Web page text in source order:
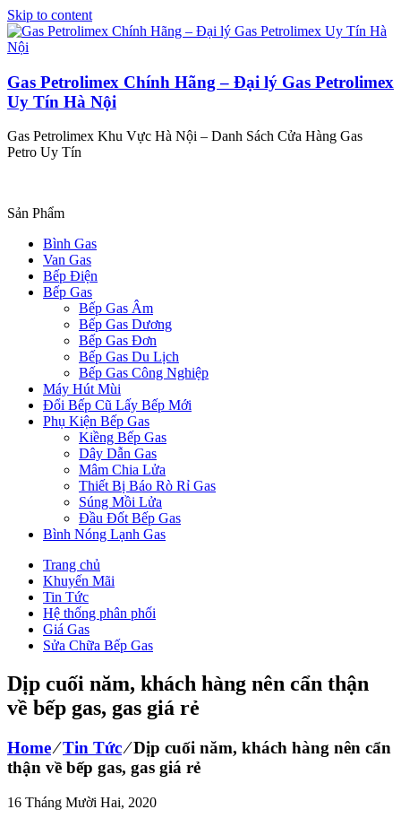
Skip to content
Gas Petrolimex Chính Hãng – Đại lý Gas Petrolimex
Uy Tín Hà Nội
Gas Petrolimex Khu Vực Hà Nội – Danh Sách Cửa Hàng Gas
Petro Uy Tín
Sản Phẩm
Bình Gas
Van Gas
Bếp Điện
Bếp Gas
Bếp Gas Âm
Bếp Gas Dương
Bếp Gas Đơn
Bếp Gas Du Lịch
Bếp Gas Công Nghiệp
Máy Hút Mùi
Đổi Bếp Cũ Lấy Bếp Mới
Phụ Kiện Bếp Gas
Kiềng Bếp Gas
Dây Dẫn Gas
Mâm Chia Lửa
Thiết Bị Báo Rò Rỉ Gas
Súng Mồi Lửa
Đầu Đốt Bếp Gas
Bình Nóng Lạnh Gas
Trang chủ
Khuyến Mãi
Tin Tức
Hệ thống phân phối
Giá Gas
Sửa Chữa Bếp Gas
Dịp cuối năm, khách hàng nên cẩn thận
về bếp gas, gas giá rẻ
Home⁄Tin Tức⁄Dịp cuối năm, khách hàng nên cẩn
thận về bếp gas, gas giá rẻ
16 Tháng Mười Hai, 2020